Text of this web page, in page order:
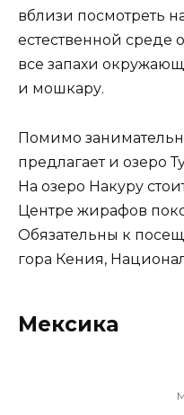
вблизи посмотреть
естественной среде
все запахи
и мошкару.
Помимо
предлагает и озеро
На озеро Накуру
Центре жирафов
Обязательны к
гора Кения,
Мексика